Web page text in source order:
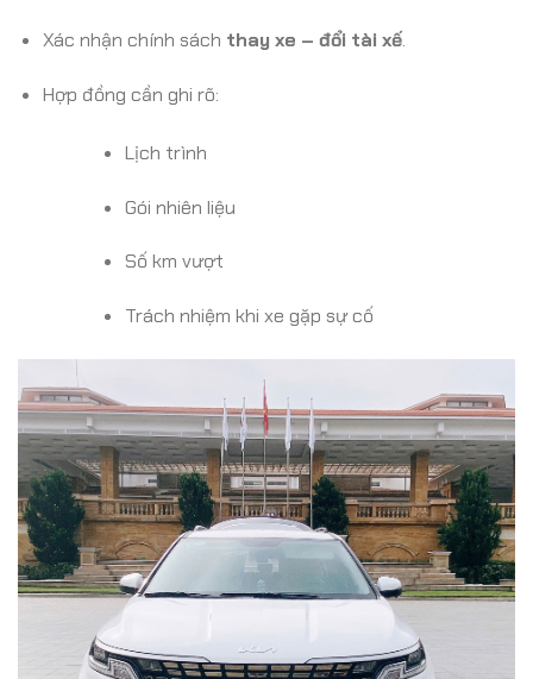
Xác nhận chính sách thay xe – đổi tài xế.
Hợp đồng cần ghi rõ:
Lịch trình
Gói nhiên liệu
Số km vượt
Trách nhiệm khi xe gặp sự cố